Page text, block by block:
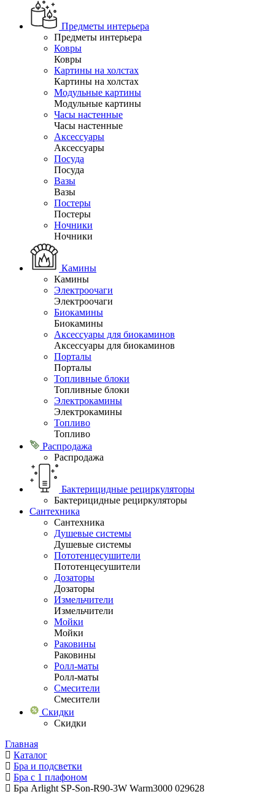
Предметы интерьера
Предметы интерьера
Ковры
Ковры
Картины на холстах
Картины на холстах
Модульные картины
Модульные картины
Часы настенные
Часы настенные
Аксессуары
Аксессуары
Посуда
Посуда
Вазы
Вазы
Постеры
Постеры
Ночники
Ночники
Камины
Камины
Электроочаги
Электроочаги
Биокамины
Биокамины
Аксессуары для биокаминов
Аксессуары для биокаминов
Порталы
Порталы
Топливные блоки
Топливные блоки
Электрокамины
Электрокамины
Топливо
Топливо
Распродажа
Распродажа
Бактерицидные рециркуляторы
Бактерицидные рециркуляторы
Сантехника
Сантехника
Душевые системы
Душевые системы
Пототенцесушители
Пототенцесушители
Дозаторы
Дозаторы
Измельчители
Измельчители
Мойки
Мойки
Раковины
Раковины
Ролл-маты
Ролл-маты
Смесители
Смесители
Скидки
Скидки
Главная
Каталог
Бра и подсветки
Бра с 1 плафоном
Бра Arlight SP-Son-R90-3W Warm3000 029628